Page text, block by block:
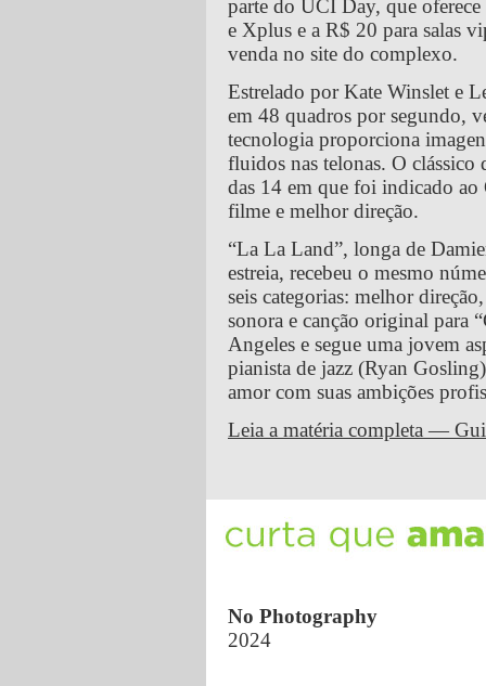
parte do UCI Day, que
e Xplus e a R$ 20 para salas
venda no site do complexo.
Estrelado por Kate Winslet e
em 48 quadros por segundo,
tecnologia proporciona
fluidos nas telonas. O clássico
das 14 em que foi indicado
filme e melhor direção.
“La La Land”, longa de
estreia, recebeu o mesmo
seis categorias: melhor
sonora e canção original para
Angeles e segue uma jovem
pianista de jazz (Ryan
amor com suas ambições
Leia a matéria completa —
No Photography
2024